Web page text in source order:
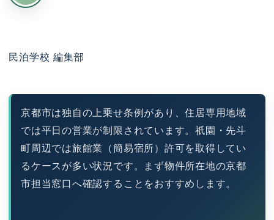
民泊学校 編集部
京都市は独自の上乗せ条例があり、住居専用地域
では平日の営業が制限されています。祇園・先斗
町周辺では旅館業（簡易宿所）許可を取得してい
るケースが多い状況です。まず物件所在地の京都
市担当窓口へ確認することをおすすめします。